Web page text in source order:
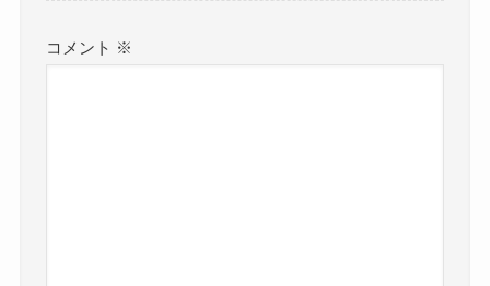
コメント ※